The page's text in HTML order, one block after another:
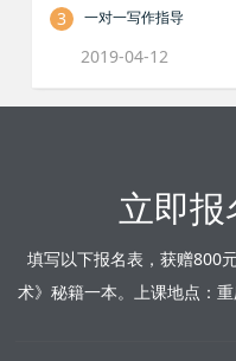
3
一对一写作指导
2019-04-12
立即报
填写以下报名表，获赠800
术》秘籍一本。上课地点：